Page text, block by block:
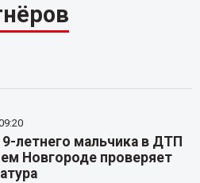
9-летнего мальчика в ДТП
Новгороде проверяет